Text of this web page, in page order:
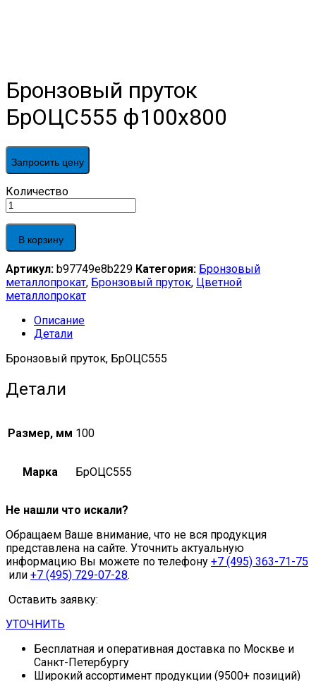
Бронзовый пруток
БрОЦС555 ф100х800
Запросить цену
Бронзовый
пруток
БрОЦС555
ф100х800
quantity
Количество
В корзину
Артикул: b97749e8b229 Категория: Бронзовый
металлопрокат, Бронзовый пруток, Цветной
металлопрокат
Описание
Детали
Бронзовый пруток, БрОЦС555
Детали
Размер, мм 100
Марка БрОЦС555
Не нашли что искали?
Обращаем Ваше внимание, что не вся продукция
представлена на сайте. Уточнить актуальную
информацию Вы можете по телефону +7 (495) 363-71-75
или +7 (495) 729-07-28.
Оставить заявку:
УТОЧНИТЬ
Бесплатная и оперативная доставка по Москве и
Санкт-Петербургу
Широкий ассортимент продукции (9500+ позиций)